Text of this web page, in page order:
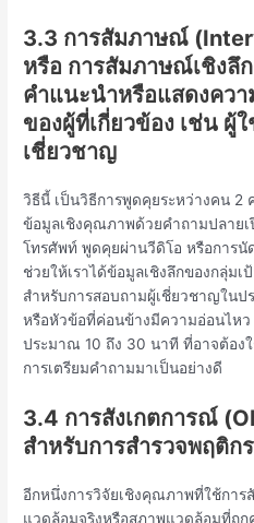
3.3 การสัมภาษณ์
หรือ การสัมภาษณ์เชิงลึ
คำแนะนำหรือแสดงคว
ของผู้ที่เกี่ยวข้อง เช่น ผู้
เชี่ยวชาญ
วิธีนี้ เป็นวิธีการพูดคุยระหว่างคน 2
ข้อมูลเชิงคุณภาพด้วยคำถามปลายเ
โทรศัพท์ พูดคุยผ่านวีดิโอ หรือการ
ช่วยให้เราได้ข้อมูลเชิงลึกของกลุ่ม
สำหรับการสอบถามผู้เชี่ยวชาญใน
หรือหัวข้อที่ค่อนข้างมีความอ่อนไหว
ประมาณ 10 ถึง 30 นาที ที่อาจต้อง
การเตรียมคำถามมาเป็นอย่างดี
3.4 การสังเกตการณ์ (
สำหรับการสำรวจพฤติก
อีกหนึ่งการวิจัยเชิงคุณภาพที่ใช้การ
แวดล้อมจริงหรือสภาพแวดล้อมที่ถูก